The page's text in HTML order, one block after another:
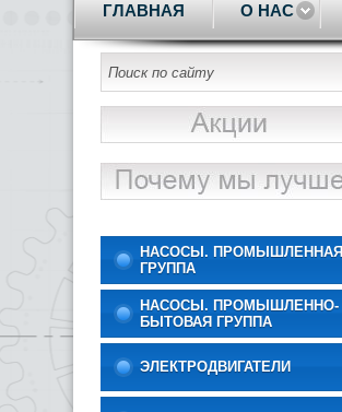
ГЛАВНАЯ О НАС
НАСОСЫ. ПРОМЫШЛЕННАЯ
ГРУППА
НАСОСЫ. ПРОМЫШЛЕННО-
БЫТОВАЯ ГРУППА
ЭЛЕКТРОДВИГАТЕЛИ